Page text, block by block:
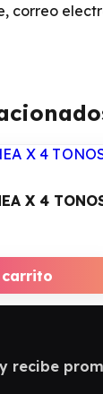
correo
X 4
recibe